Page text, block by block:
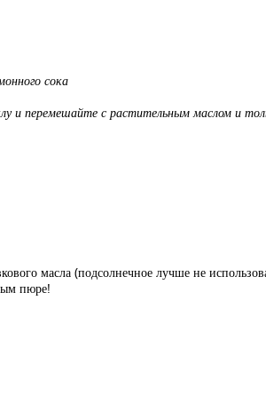
сока
и перемешайте с растительным маслом и
масла (подсолнечное лучше не
пюре!